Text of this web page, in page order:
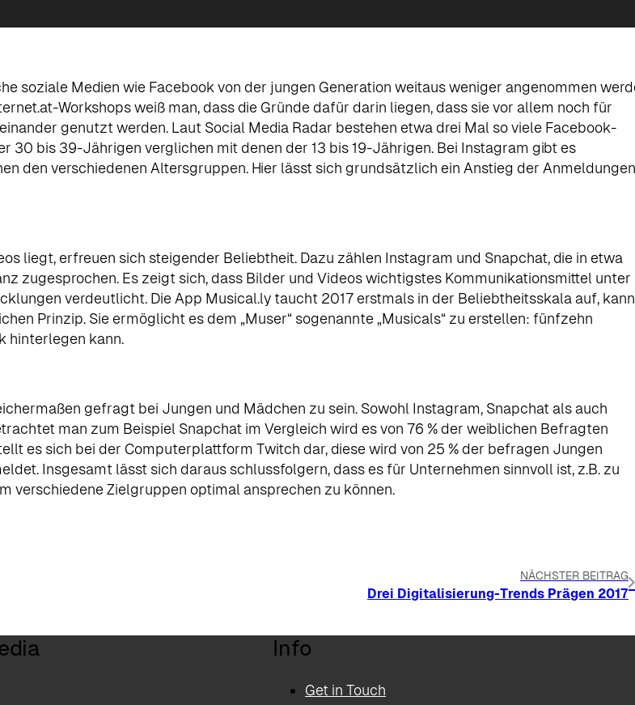
soziale Medien wie Facebook von der jungen Generation weitaus weniger angenommen
Workshops weiß man, dass die Gründe dafür darin liegen, dass sie vor allem noch für
genutzt werden. Laut Social Media Radar bestehen etwa drei Mal so viele Facebook-
bis 39-Jährigen verglichen mit denen der 13 bis 19-Jährigen. Bei Instagram gibt es
den verschiedenen Altersgruppen. Hier lässt sich grundsätzlich ein Anstieg der Anmeldungen
liegt, erfreuen sich steigender Beliebtheit. Dazu zählen Instagram und Snapchat, die in etwa
zugesprochen. Es zeigt sich, dass Bilder und Videos wichtigstes Kommunikationsmittel unter
verdeutlicht. Die App Musical.ly taucht 2017 erstmals in der Beliebtheitsskala auf, kann
Prinzip. Sie ermöglicht es dem „Muser“ sogenannte „Musicals“ zu erstellen: fünfzehn
hinterlegen kann.
gefragt bei Jungen und Mädchen zu sein. Sowohl Instagram, Snapchat als auch
man zum Beispiel Snapchat im Vergleich wird es von 76 % der weiblichen Befragten
es sich bei der Computerplattform Twitch dar, diese wird von 25 % der befragen Jungen
Insgesamt lässt sich daraus schlussfolgern, dass es für Unternehmen sinnvoll ist, z.B. zu
verschiedene Zielgruppen optimal ansprechen zu können.
NÄCHSTER BEITRAG
Drei Digitalisierung-Trends Prägen 2017
Info
Get in Touch